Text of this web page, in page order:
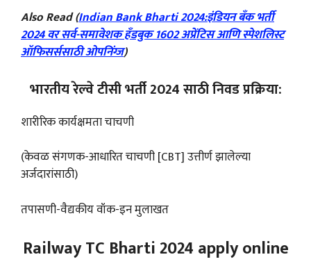
Also Read (Indian Bank Bharti 2024:इंडियन बँक भर्ती
2024 वर सर्व-समावेशक हँडबुक 1602 अप्रेंटिस आणि स्पेशलिस्ट
ऑफिसर्ससाठी ओपनिंग्ज)
भारतीय रेल्वे टीसी भर्ती 2024 साठी निवड प्रक्रिया:
शारीरिक कार्यक्षमता चाचणी
(केवळ संगणक-आधारित चाचणी [CBT] उत्तीर्ण झालेल्या
अर्जदारांसाठी)
तपासणी-वैद्यकीय वॉक-इन मुलाखत
Railway TC Bharti 2024 apply online